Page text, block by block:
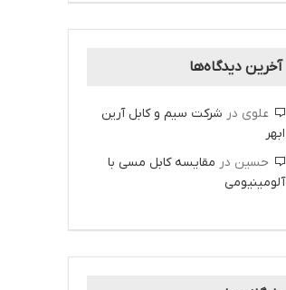
آخرین دیدگاه‌ها
علوی در شرکت سیم و کابل آرین
ابهر
حسین در مقایسه کابل مسی با
آلومینیومی